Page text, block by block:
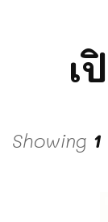
เ
Showing